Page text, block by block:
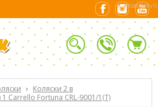
› Коляски 2 в
1 Carrello Fortuna CRL-9001/1(T)
0.02842903 (7)